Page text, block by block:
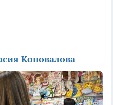
Коновалова